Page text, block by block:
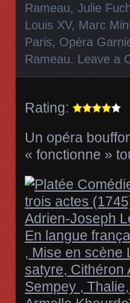
Rameau, Julie
Louis XV, Marc
Paris, Opéra
Rameau. Leave a
Rating:
Un opéra
« fonctionne »